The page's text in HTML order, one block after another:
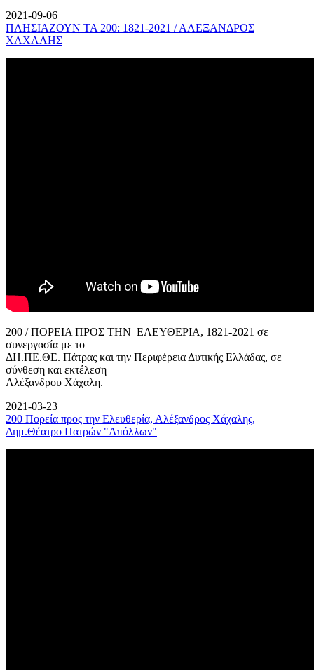
2021-09-06
ΠΛΗΣΙΑΖΟΥΝ ΤΑ 200: 1821-2021 / ΑΛΕΞΑΝΔΡΟΣ
ΧΑΧΑΛΗΣ
200 / ΠΟΡΕΙΑ ΠΡΟΣ ΤΗΝ ΕΛΕΥΘΕΡΙΑ, 1821-2021 σε
συνεργασία με το
ΔΗ.ΠΕ.ΘΕ. Πάτρας και την Περιφέρεια Δυτικής Ελλάδας, σε
σύνθεση και εκτέλεση
Αλέξανδρου Χάχαλη.
2021-03-23
200 Πορεία προς την Ελευθερία, Αλέξανδρος Χάχαλης,
Δημ.Θέατρο Πατρών "Απόλλων"